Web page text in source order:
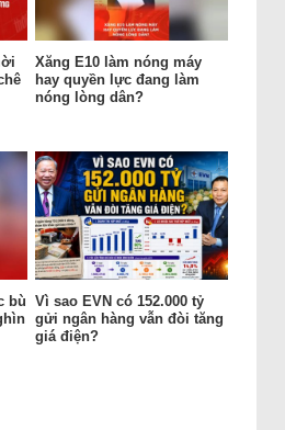
Xăng E10 làm nóng máy
hay quyền lực đang làm
nóng lòng dân?
bù Vì sao EVN có 152.000 tỷ
gửi ngân hàng vẫn đòi tăng
giá điện?